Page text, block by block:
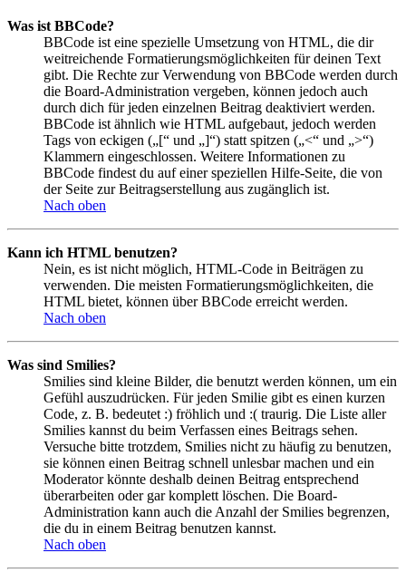
Was ist BBCode?
BBCode ist eine spezielle Umsetzung von HTML, die dir
weitreichende Formatierungsmöglichkeiten für deinen Text
gibt. Die Rechte zur Verwendung von BBCode werden durch
die Board-Administration vergeben, können jedoch auch
durch dich für jeden einzelnen Beitrag deaktiviert werden.
BBCode ist ähnlich wie HTML aufgebaut, jedoch werden
Tags von eckigen („[“ und „]“) statt spitzen („<“ und „>“)
Klammern eingeschlossen. Weitere Informationen zu
BBCode findest du auf einer speziellen Hilfe-Seite, die von
der Seite zur Beitragserstellung aus zugänglich ist.
Nach oben
Kann ich HTML benutzen?
Nein, es ist nicht möglich, HTML-Code in Beiträgen zu
verwenden. Die meisten Formatierungsmöglichkeiten, die
HTML bietet, können über BBCode erreicht werden.
Nach oben
Was sind Smilies?
Smilies sind kleine Bilder, die benutzt werden können, um ein
Gefühl auszudrücken. Für jeden Smilie gibt es einen kurzen
Code, z. B. bedeutet :) fröhlich und :( traurig. Die Liste aller
Smilies kannst du beim Verfassen eines Beitrags sehen.
Versuche bitte trotzdem, Smilies nicht zu häufig zu benutzen,
sie können einen Beitrag schnell unlesbar machen und ein
Moderator könnte deshalb deinen Beitrag entsprechend
überarbeiten oder gar komplett löschen. Die Board-
Administration kann auch die Anzahl der Smilies begrenzen,
die du in einem Beitrag benutzen kannst.
Nach oben